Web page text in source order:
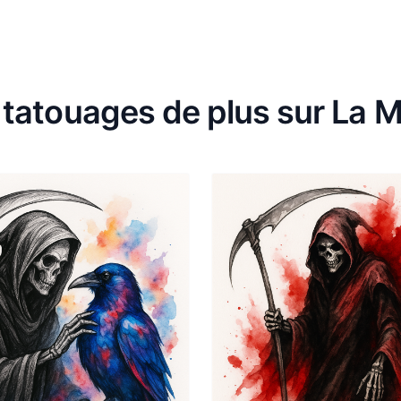
de plus sur La